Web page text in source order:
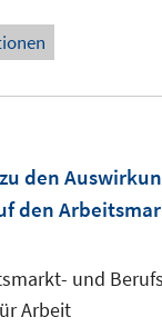
den
den
und
Arbeit